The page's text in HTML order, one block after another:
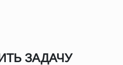
ЗАДАЧУ